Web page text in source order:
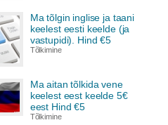
Ma tõlgin inglise ja taani
keelest eesti keelde (ja
vastupidi). Hind €5
Tõlkimine
Ma aitan tõlkida vene
keelest eest keelde 5€
eest Hind €5
Tõlkimine